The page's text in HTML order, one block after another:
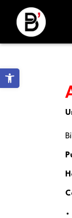
content
Ouvrir la barre